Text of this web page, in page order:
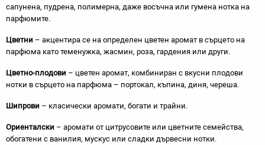
сапунена, пудрена, полимерна, даже восъчна или гумена нотка на
парфюмите.
Цветни – акцентира се на определен цветен аромат в сърцето на
парфюма като теменужка, жасмин, роза, гардения или други.
Цветно-плодови – цветен аромат, комбиниран с вкусни плодови
нотки в сърцето на парфюма – портокал, къпина, диня, череша.
Шипрови – класически аромати, богати и трайни.
Ориенталски – аромати от цитрусовите или цветните семейства,
обогатени с ванилия, мускус или сладки дървесни нотки.